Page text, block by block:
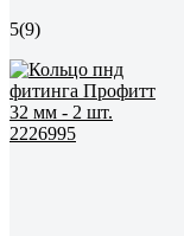
5(9)